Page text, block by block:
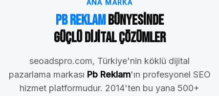
ANA MARKA
Pb ReklamBünyesinde
Güçlü Dijital Çözümler
seoadspro.com, Türkiye'nin köklü dijital
pazarlama markası Pb Reklam'ın profesyonel SEO
hizmet platformudur. 2014'ten bu yana 500+